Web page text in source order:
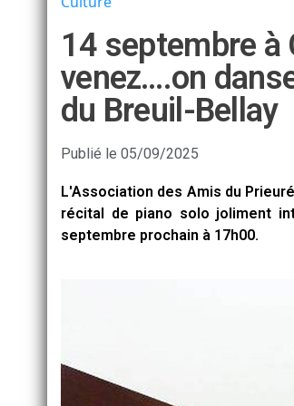
14 septembre à
venez….on
du Breuil-Bellay
Publié le 05/09/2025
L'Association des Amis du
récital de piano solo joliment
septembre prochain à 17h00.